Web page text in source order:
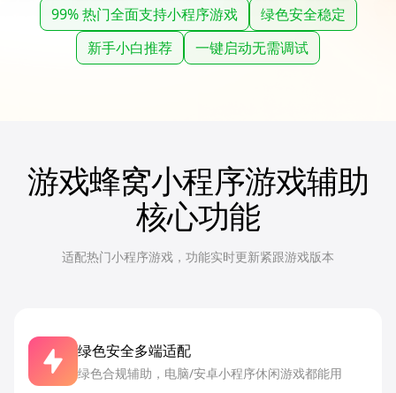
99% 热门全面支持小程序游戏
绿色安全稳定
新手小白推荐
一键启动无需调试
游戏蜂窝小程序游戏辅助
核心功能
适配热门小程序游戏，功能实时更新紧跟游戏版本
绿色安全多端适配
绿色合规辅助，电脑/安卓小程序休闲游戏都能用